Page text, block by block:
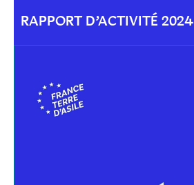
RAPPORT D’ACTIVITÉ 2024